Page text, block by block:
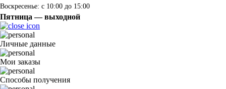
Воскресенье: с 10:00 до 15:00
Пятница — выходной
Личные данные
Мои заказы
Способы получения